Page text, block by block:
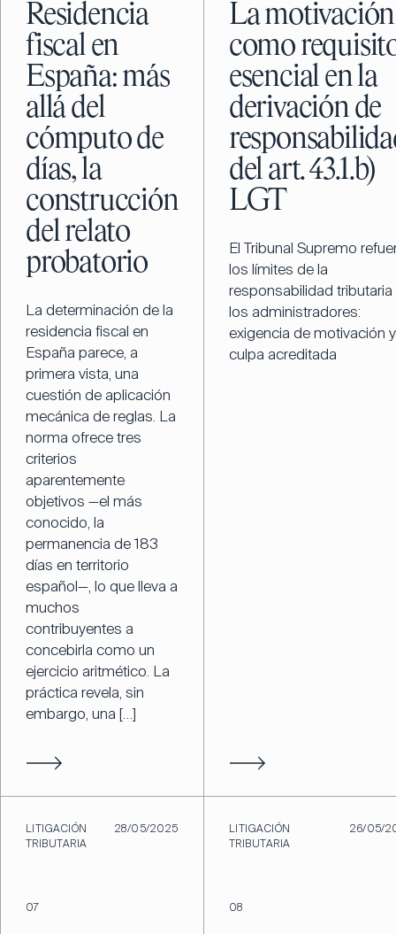
Residencia
fiscal en
España: más
allá del
cómputo de
días, la
construcción
del relato
probatorio
La determinación de la
residencia fiscal en
España parece, a
primera vista, una
cuestión de aplicación
mecánica de reglas. La
norma ofrece tres
criterios
aparentemente
objetivos —el más
conocido, la
permanencia de 183
días en territorio
español—, lo que lleva a
muchos
contribuyentes a
concebirla como un
ejercicio aritmético. La
práctica revela, sin
embargo, una […]
La motivación
como
esencial en la
derivación de
del art. 43.1.b)
LGT
El Tribunal Supremo
los límites de la
responsabilidad tributaria
los administradores:
exigencia de motivación y
culpa acreditada
LITIGACIÓN
TRIBUTARIA
28/05/2025
07
LITIGACIÓN
TRIBUTARIA
26/05/
08